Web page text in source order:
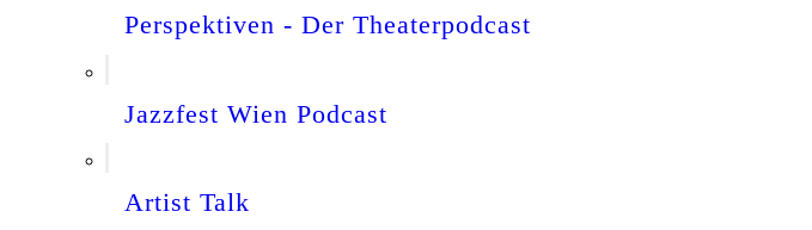
Perspektiven - Der Theaterpodcast
Jazzfest Wien Podcast
Artist Talk